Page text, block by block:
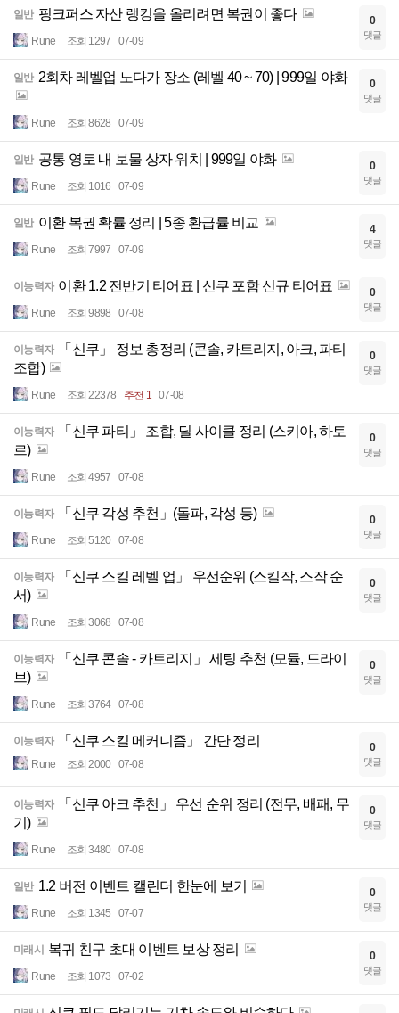
일반 핑크퍼스 자산 랭킹을 올리려면 복권이 좋다
Rune 조회 1297 07-09
0
댓글
일반 2회차 레벨업 노다가 장소 (레벨 40 ~ 70) | 999일 야화
Rune 조회 8628 07-09
0
댓글
일반 공통 영토 내 보물 상자 위치 | 999일 야화
Rune 조회 1016 07-09
0
댓글
일반 이환 복권 확률 정리 | 5종 환급률 비교
Rune 조회 7997 07-09
4
댓글
이능력자 이환 1.2 전반기 티어표 | 신쿠 포함 신규 티어표
Rune 조회 9898 07-08
0
댓글
이능력자
「신쿠」 정보 총정리 (콘솔, 카트리지, 아크, 파티
조합)
Rune 조회 22378 추천 1 07-08
0
댓글
이능력자
「신쿠 파티」 조합, 딜 사이클 정리 (스키아, 하토
르)
Rune 조회 4957 07-08
0
댓글
이능력자 「신쿠 각성 추천」(돌파, 각성 등)
Rune 조회 5120 07-08
0
댓글
이능력자
「신쿠 스킬 레벨 업」 우선순위 (스킬작, 스작 순
서)
Rune 조회 3068 07-08
0
댓글
이능력자
「신쿠 콘솔 - 카트리지」 세팅 추천 (모듈, 드라이
브)
Rune 조회 3764 07-08
0
댓글
이능력자 「신쿠 스킬 메커니즘」 간단 정리
Rune 조회 2000 07-08
0
댓글
이능력자
「신쿠 아크 추천」 우선 순위 정리 (전무, 배패, 무
기)
Rune 조회 3480 07-08
0
댓글
일반 1.2 버전 이벤트 캘린더 한눈에 보기
Rune 조회 1345 07-07
0
댓글
미래시 복귀 친구 초대 이벤트 보상 정리
Rune 조회 1073 07-02
0
댓글